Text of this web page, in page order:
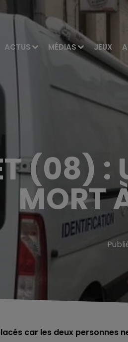
ACTUS MÉDIAS JEUX
(08) :
MORT
car les deux personnes